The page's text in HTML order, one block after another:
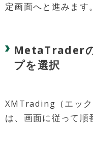
定画面へと進みます。
MetaTrader
プを選択
XMTrading（エッ
は、画面に従って順